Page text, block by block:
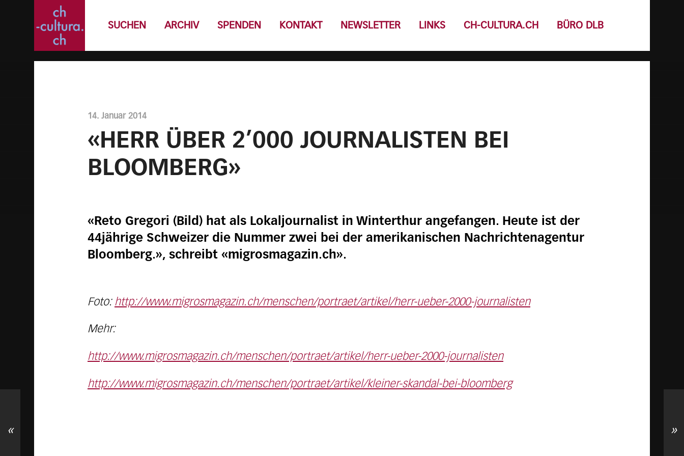
SUCHEN ARCHIV SPENDEN KONTAKT NEWSLETTER LINKS CH-CULTURA.CH BÜRO DLB
14. Januar 2014
«HERR ÜBER 2’000 JOURNALISTEN BEI
BLOOMBERG»
«Reto Gregori (Bild) hat als Lokaljournalist in Winterthur angefangen. Heute ist der
44jährige Schweizer die Nummer zwei bei der amerikanischen Nachrichtenagentur
Bloomberg.», schreibt «migrosmagazin.ch».
Foto: http://www.migrosmagazin.ch/menschen/portraet/artikel/herr-ueber-2000-journalisten
Mehr:
http://www.migrosmagazin.ch/menschen/portraet/artikel/herr-ueber-2000-journalisten
http://www.migrosmagazin.ch/menschen/portraet/artikel/kleiner-skandal-bei-bloomberg
« »